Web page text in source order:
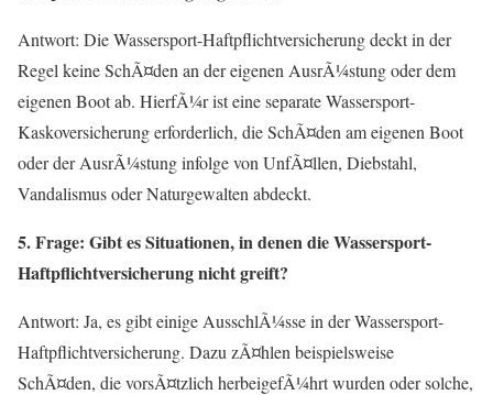
Antwort: Die Wassersport-Haftpflichtversicherung deckt in der
Regel keine SchÃ¤den an der eigenen AusrÃ¼stung oder dem
eigenen Boot ab. HierfÃ¼r ist eine separate Wassersport-
Kaskoversicherung erforderlich, die SchÃ¤den am eigenen Boot
oder der AusrÃ¼stung infolge von UnfÃ¤llen, Diebstahl,
Vandalismus oder Naturgewalten abdeckt.
5. Frage: Gibt es Situationen, in denen die Wassersport-
Haftpflichtversicherung nicht greift?
Antwort: Ja, es gibt einige AusschlÃ¼sse in der Wassersport-
Haftpflichtversicherung. Dazu zÃ¤hlen beispielsweise
SchÃ¤den, die vorsÃ¤tzlich herbeigefÃ¼hrt wurden oder solche,